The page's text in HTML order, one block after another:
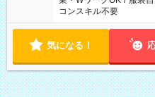
コンスキル不要
気になる！